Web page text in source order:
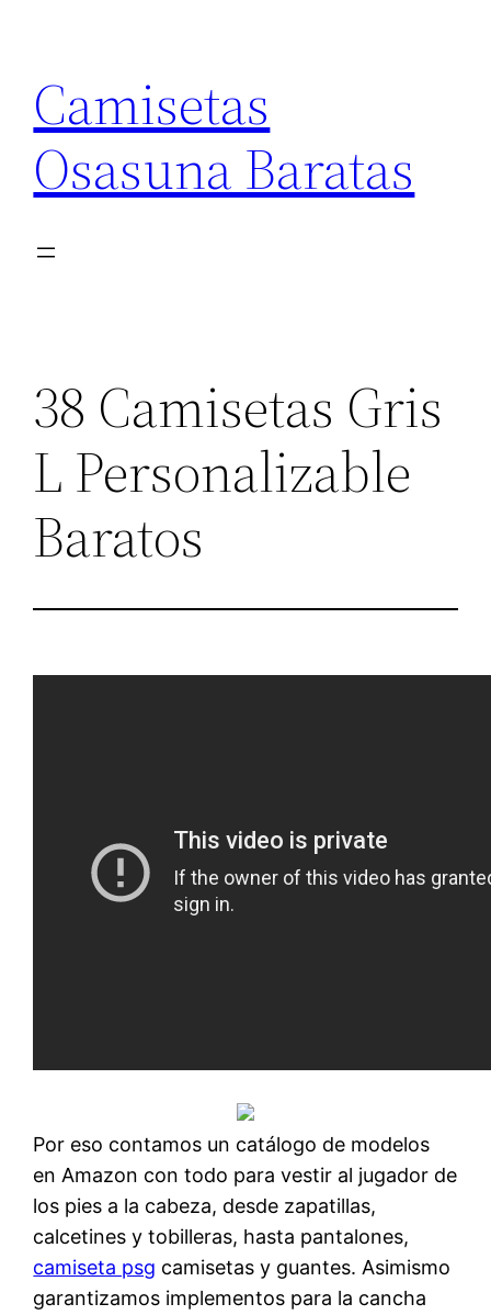
contenido
Camisetas
Osasuna Baratas
38 Camisetas Gris
L Personalizable
Baratos
Por eso contamos un catálogo de modelos
en Amazon con todo para vestir al jugador de
los pies a la cabeza, desde zapatillas,
calcetines y tobilleras, hasta pantalones,
camiseta psg camisetas y guantes. Asimismo
garantizamos implementos para la cancha